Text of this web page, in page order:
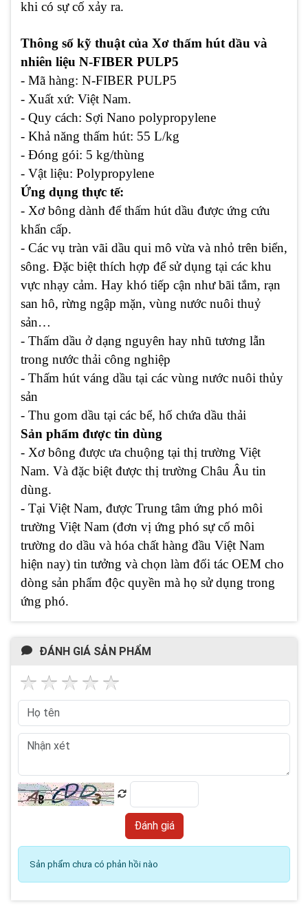
khi có sự cố xảy ra.
Thông số kỹ thuật của Xơ thấm hút dầu và
nhiên liệu N-FIBER PULP5
- Mã hàng: N-FIBER PULP5
- Xuất xứ: Việt Nam.
- Quy cách: Sợi Nano polypropylene
- Khả năng thấm hút: 55 L/kg
- Đóng gói: 5 kg/thùng
- Vật liệu: Polypropylene
Ứng dụng thực tế:
- Xơ bông dành để thấm hút dầu được ứng cứu
khẩn cấp.
- Các vụ tràn vãi dầu qui mô vừa và nhỏ trên biển,
sông. Ðặc biệt thích hợp để sử dụng tại các khu
vực nhạy cảm. Hay khó tiếp cận như bãi tắm, rạn
san hô, rừng ngập mặn, vùng nước nuôi thuỷ
sản…
- Thấm dầu ở dạng nguyên hay nhũ tương lẫn
trong nước thải công nghiệp
- Thấm hút váng dầu tại các vùng nước nuôi thủy
sản
- Thu gom dầu tại các bể, hố chứa dầu thải
Sản phẩm được tin dùng
- Xơ bông được ưa chuộng tại thị trường Việt
Nam. Và đặc biệt được thị trường Châu Âu tin
dùng.
- Tại Việt Nam, được Trung tâm ứng phó môi
trường Việt Nam (đơn vị ứng phó sự cố môi
trường do dầu và hóa chất hàng đầu Việt Nam
hiện nay) tin tưởng và chọn làm đối tác OEM cho
dòng sản phẩm độc quyền mà họ sử dụng trong
ứng phó.
ĐÁNH GIÁ SẢN PHẨM
Sản phẩm chưa có phản hồi nào